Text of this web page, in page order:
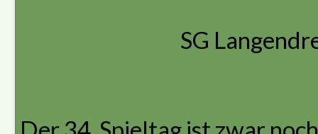
SG